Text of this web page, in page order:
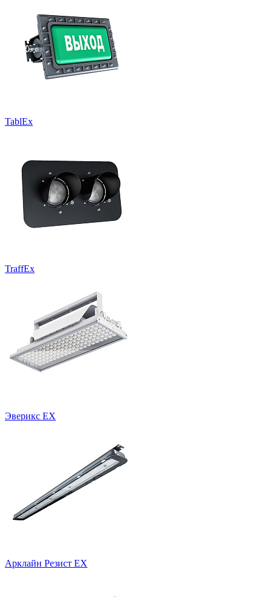
TablEx
TraffEx
Эверикс EX
Арклайн Резист EX